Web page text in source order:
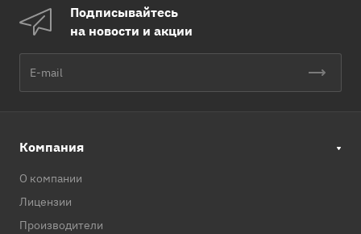
Подписывайтесь
на новости и акции
Компания
О компании
Лицензии
Производители